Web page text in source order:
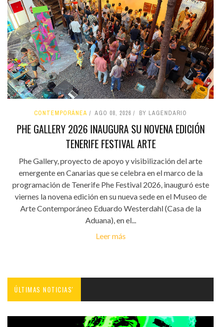
CONTEMPORÁNEA AGO 08, 2026 BY LAGENDARIO
PHE GALLERY 2026 INAUGURA SU NOVENA EDICIÓN
TENERIFE FESTIVAL ARTE
Phe Gallery, proyecto de apoyo y visibilización del arte
emergente en Canarias que se celebra en el marco de la
programación de Tenerife Phe Festival 2026, inauguró este
viernes la novena edición en su nueva sede en el Museo de
Arte Contemporáneo Eduardo Westerdahl (Casa de la
Aduana), en el...
Leer más
ÚLTIMAS NOTICIAS'